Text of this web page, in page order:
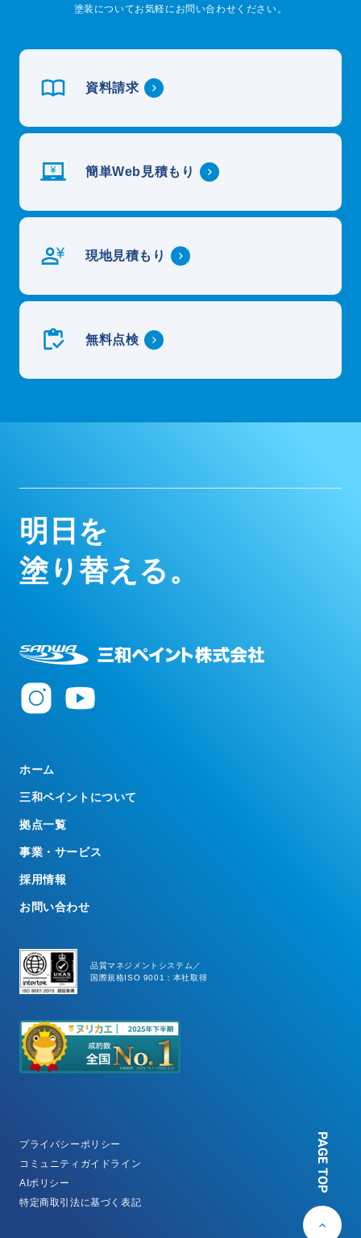
塗装についてお気軽にお問い合わせください。
資料請求
簡単Web見積もり
現地見積もり
無料点検
明 日 を
塗り替え る。
ホーム
三和ペイントについて
拠点一覧
事業・サービス
採用情報
お問い合わせ
品質マネジメントシステム／
国際規格ISO 9001：本社取得
プライバシーポリシー
コミュニティガイドライン
AIポリシー
特定商取引法に基づく表記
PAGE TOP